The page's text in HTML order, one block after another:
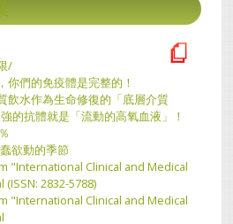
/
你們的免疫體是完整的！
飲水作為生命修復的「底層介質
的抗體就是「流動的高氧血液」！
欲動的季節
"International Clinical and Medical
2832-5788)
"International Clinical and Medical